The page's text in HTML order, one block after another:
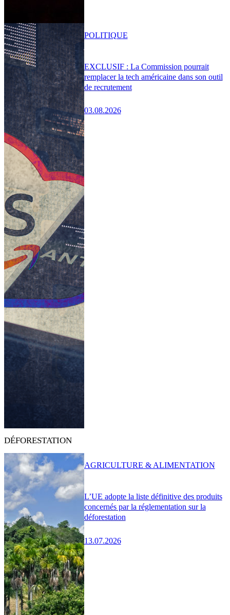
EXCLUSIF : La Commission pourrait
remplacer la tech américaine dans son outil
de recrutement
03.08.2026
POLITIQUE
DÉFORESTATION
L’UE adopte la liste définitive des produits
concernés par la réglementation sur la
déforestation
13.07.2026
AGRICULTURE & ALIMENTATION